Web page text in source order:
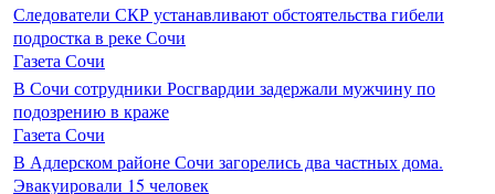
Следователи СКР устанавливают обстоятельства гибели
подростка в реке Сочи
Газета Сочи
В Сочи сотрудники Росгвардии задержали мужчину по
подозрению в краже
Газета Сочи
В Адлерском районе Сочи загорелись два частных дома.
Эвакуировали 15 человек